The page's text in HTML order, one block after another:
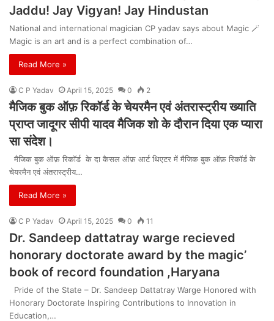
Jaddu! Jay Vigyan! Jay Hindustan
National and international magician CP yadav says about Magic 🪄
Magic is an art and is a perfect combination of…
Read More »
C P Yadav April 15, 2025 0 2
मैजिक बुक ऑफ़ रिकॉर्ड के चेयरमैन एवं अंतरास्ट्रीय ख्याति
प्राप्त जादूगर सीपी यादव मैजिक शो के दौरान दिया एक प्यारा
सा संदेश।
मैजिक बुक ऑफ़ रिकॉर्ड के दा कैसल ऑफ़ आर्ट थिएटर में मैजिक बुक ऑफ़ रिकॉर्ड के
चेयरमैन एवं अंतरास्ट्रीय…
Read More »
C P Yadav April 15, 2025 0 11
Dr. Sandeep dattatray warge recieved
honorary doctorate award by the magic’
book of record foundation ,Haryana
Pride of the State – Dr. Sandeep Dattatray Warge Honored with
Honorary Doctorate Inspiring Contributions to Innovation in
Education,…